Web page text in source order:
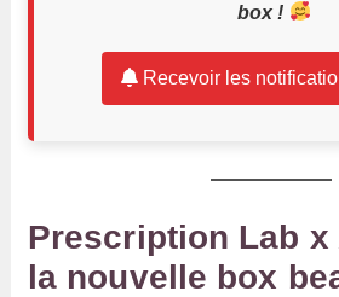
box !
Recevoir les
Prescription Lab x
la nouvelle box